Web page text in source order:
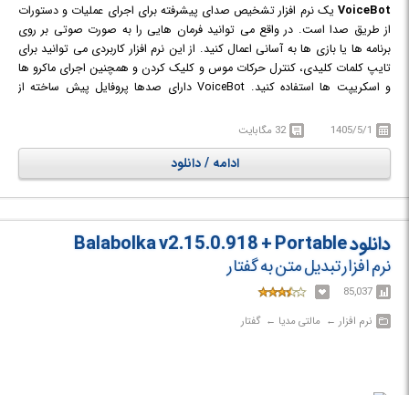
VoiceBot یک نرم افزار تشخیص صدای پیشرفته برای اجرای عملیات و دستورات
از طریق صدا است. در واقع می توانید فرمان هایی را به صورت صوتی بر روی
برنامه ها یا بازی ها به آسانی اعمال کنید. از این نرم افزار کاربردی می توانید برای
تایپ کلمات کلیدی، کنترل حرکات موس و کلیک کردن و همچنین اجرای ماکرو ها
و اسکریپت ها استفاده کنید. VoiceBot دارای صدها پروفایل پیش ساخته از
های دلخواه خود مجموعه ای از فرمان ها را تنظیم کرده و حتی آن ها را با دیگرا
ن به اشتراک بگذارید.
1405/5/1 32 مگابایت
ادامه / دانلود
دانلود Balabolka v2.15.0.918 + Portable
نرم افزار تبدیل متن به گفتار
85,037
نرم افزار‎ ← ‏ مالتی مدیا‎ ← ‏ گفتار